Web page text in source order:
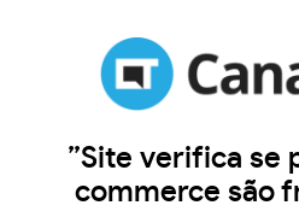
”Site verifica se
commerce são